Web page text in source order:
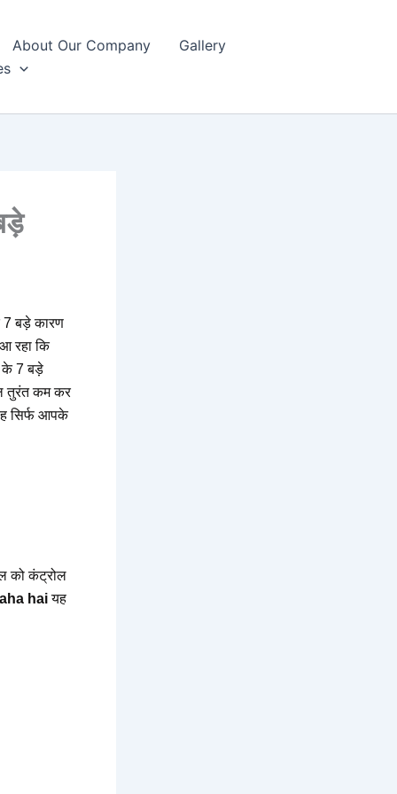
About Our Company
Gallery
बड़े कारण
रहा कि
के 7 बड़े
तुरंत कम कर
सिर्फ आपके
को कंट्रोल
haiयह